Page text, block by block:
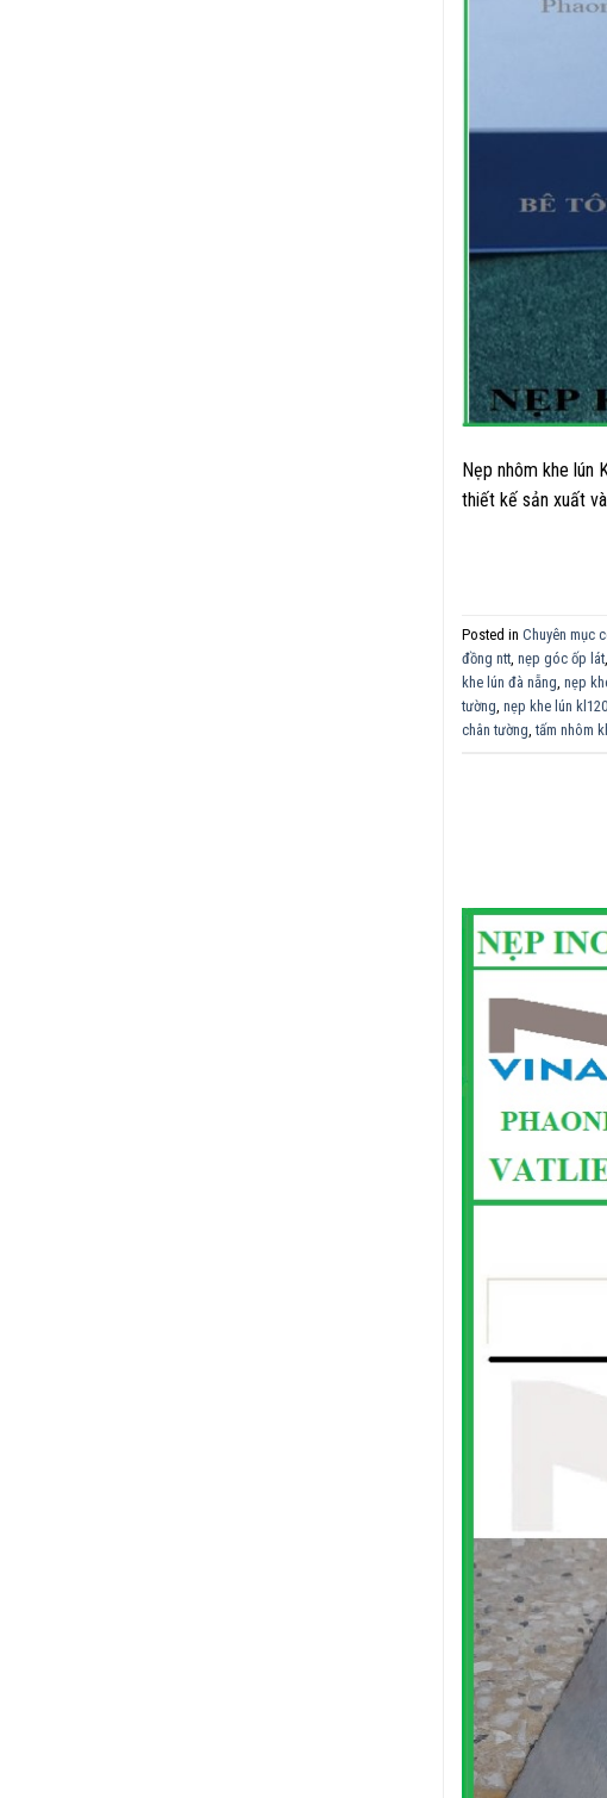
Nẹp nhôm khe lún
thiết kế sản xuất
Posted in Chuyên mục
đồng ntt, nẹp góc ốp lát,
khe lún đà nẵng, nẹp
tường, nẹp khe lún kl120
chân tường,tấm nhôm